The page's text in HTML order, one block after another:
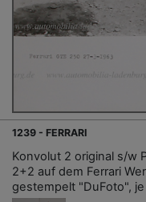
1239 - FERRARI
Konvolut 2 original s/w
2+2 auf dem Ferrari
gestempelt "DuFoto",